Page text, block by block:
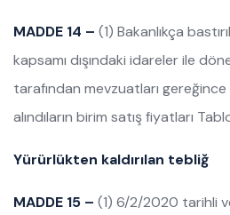
MADDE 14 – (1) Bakanlıkça
kapsamı dışındaki idareler ile
tarafından mevzuatları gereğince
alındıların birim satış fiyatları
Yürürlükten kaldırılan tebliğ
MADDE 15 – (1) 6/2/2020 tarihli